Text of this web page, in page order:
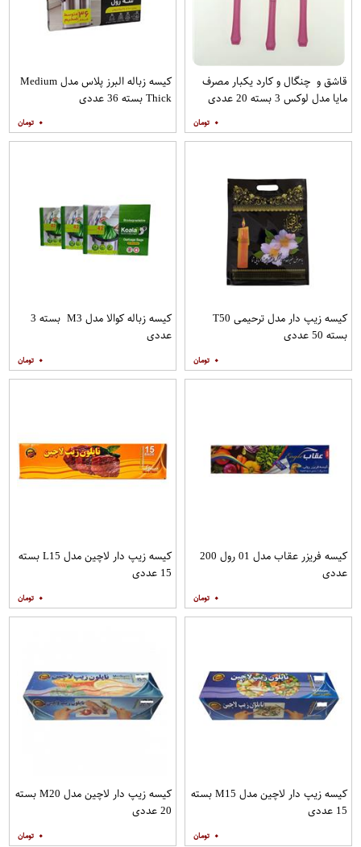
قاشق و چنگال و کارد یکبار مصرف
مایا مدل لوکس 3 بسته 20 عددی
۰
کیسه زباله البرز پلاس مدل Medium
Thick بسته 36 عددی
۰
کیسه زیپ دار مدل ترحیمی T50
بسته 50 عددی
۰
کیسه زباله کوالا مدل M3 بسته 3
عددی
۰
کیسه فریزر عقاب مدل 01 رول 200
عددی
۰
کیسه زیپ دار لاچین مدل L15 بسته
15 عددی
۰
کیسه زیپ دار لاچین مدل M15 بسته
15 عددی
۰
کیسه زیپ دار لاچین مدل M20 بسته
20 عددی
۰